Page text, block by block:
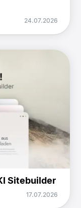
24.07.2026
Sitebuilder
17.07.2026